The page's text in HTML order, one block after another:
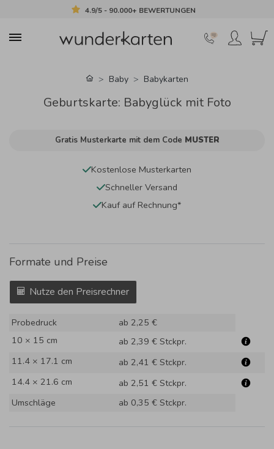
4.9/5 - 90.000+ BEWERTUNGEN
Baby Babykarten
Geburtskarte: Babyglück mit Foto
Gratis Musterkarte mit dem Code MUSTER
Kostenlose Musterkarten
Schneller Versand
Kauf auf Rechnung*
Formate und Preise
Nutze den Preisrechner
Probedruck
ab 2,25 €
10 × 15 cm
ab 2,39 € Stckpr.
11.4 × 17.1 cm
ab 2,41 € Stckpr.
14.4 × 21.6 cm
ab 2,51 € Stckpr.
Umschläge
ab 0,35 € Stckpr.